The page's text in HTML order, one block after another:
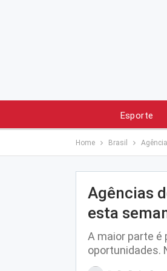
Esporte
Home Brasil
Agências
esta
A maior parte é
oportunidades.